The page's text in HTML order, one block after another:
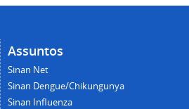
Assuntos
Sinan Net
Sinan Dengue/Chikungunya
Sinan Influenza